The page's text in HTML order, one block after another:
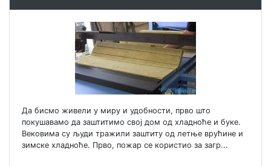
Да бисмо живели у миру и удобности, прво што
покушавамо да заштитимо свој дом од хладноће и буке.
Вековима су људи тражили заштиту од летње врућине и
зимске хладноће. Прво, пожар се користио за загр...